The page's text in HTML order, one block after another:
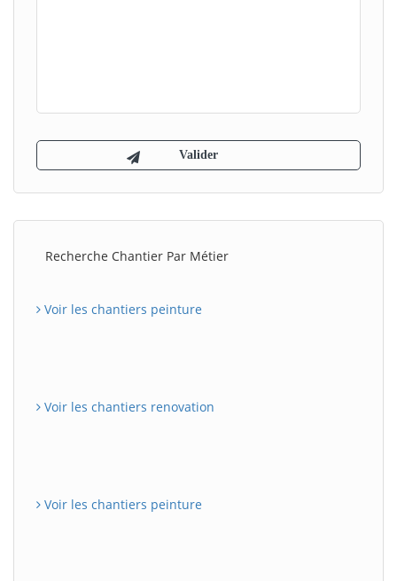
Recherche Chantier Par Métier
Voir les chantiers peinture
Voir les chantiers renovation
Voir les chantiers peinture